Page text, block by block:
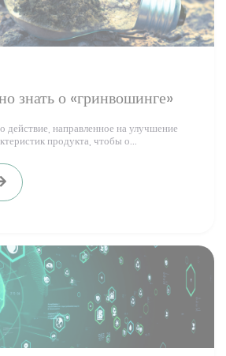
знать о «гринвошинге»
действие, направленное на улучшение
продукта, чтобы о...